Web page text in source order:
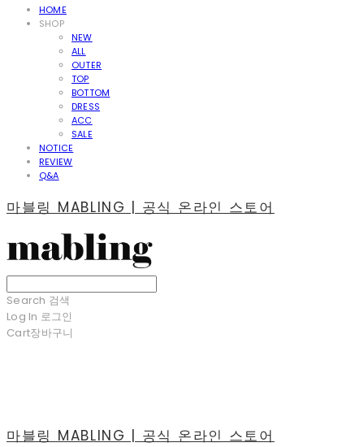
HOME
SHOP
NEW
ALL
OUTER
TOP
BOTTOM
DRESS
ACC
SALE
NOTICE
REVIEW
Q&A
마블링 MABLING | 공식 온라인 스토어
Search 검색
Log In 로그인
Cart장바구니
마블링 MABLING | 공식 온라인 스토어